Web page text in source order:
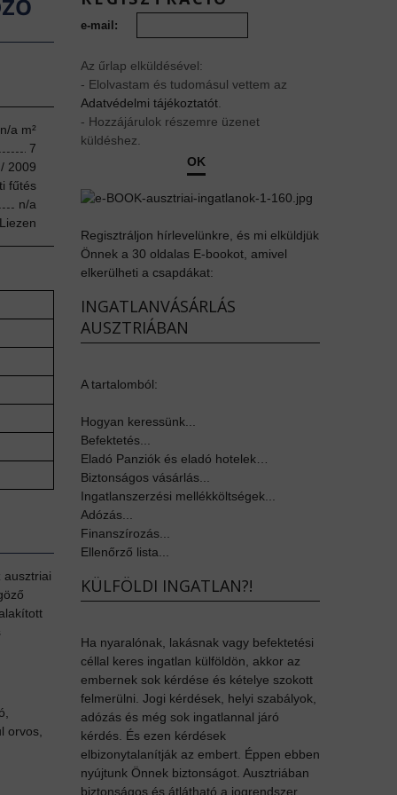
n/a m²
7
2009
fűtés
n/a
ausztriai
orvos,
e-mail:
Az űrlap elküldésével:
- Elolvastam és tudomásul vettem az
Adatvédelmi tájékoztatót
- Hozzájárulok részemre üzenet
küldéshez.
OK
Regisztráljon hírlevelünkre, és mi elküldjük
Önnek a 30 oldalas E-bookot, amivel
elkerülheti a csapdákat:
INGATLANVÁSÁRLÁS
AUSZTRIÁBAN
A tartalomból:
Hogyan keressünk...
Befektetés...
Eladó Panziók és eladó hotelek…
Biztonságos vásárlás...
Ingatlanszerzési mellékköltségek...
Adózás...
Finanszírozás...
Ellenőrző lista...
KÜLFÖLDI INGATLAN?!
Ha nyaralónak, lakásnak vagy befektetési
céllal keres ingatlan külföldön, akkor az
embernek sok kérdése és kételye szokott
felmerülni. Jogi kérdések, helyi szabályok,
adózás és még sok ingatlannal járó
kérdés. És ezen kérdések
elbizonytalanítják az embert. Éppen ebben
nyújtunk Önnek biztonságot. Ausztriában
biztonságos és átlátható a jogrendszer,